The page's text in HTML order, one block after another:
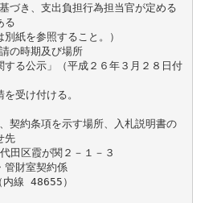
き、支出負担行為担当官が定める
る
紙を参照すること。）
の時期及び場所
する公示」（平成２６年３月２８日付
受け付ける。
約条項を示す場所、入札説明書の
先
区霞が関２－１－３
管財室契約係
線 48655）